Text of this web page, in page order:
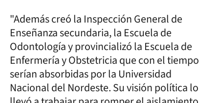
"Además creó la Inspección General de
Enseñanza secundaria, la Escuela de
Odontología y provincializó la Escuela de
Enfermería y Obstetricia que con el tiempo
serían absorbidas por la Universidad
Nacional del Nordeste. Su visión política lo